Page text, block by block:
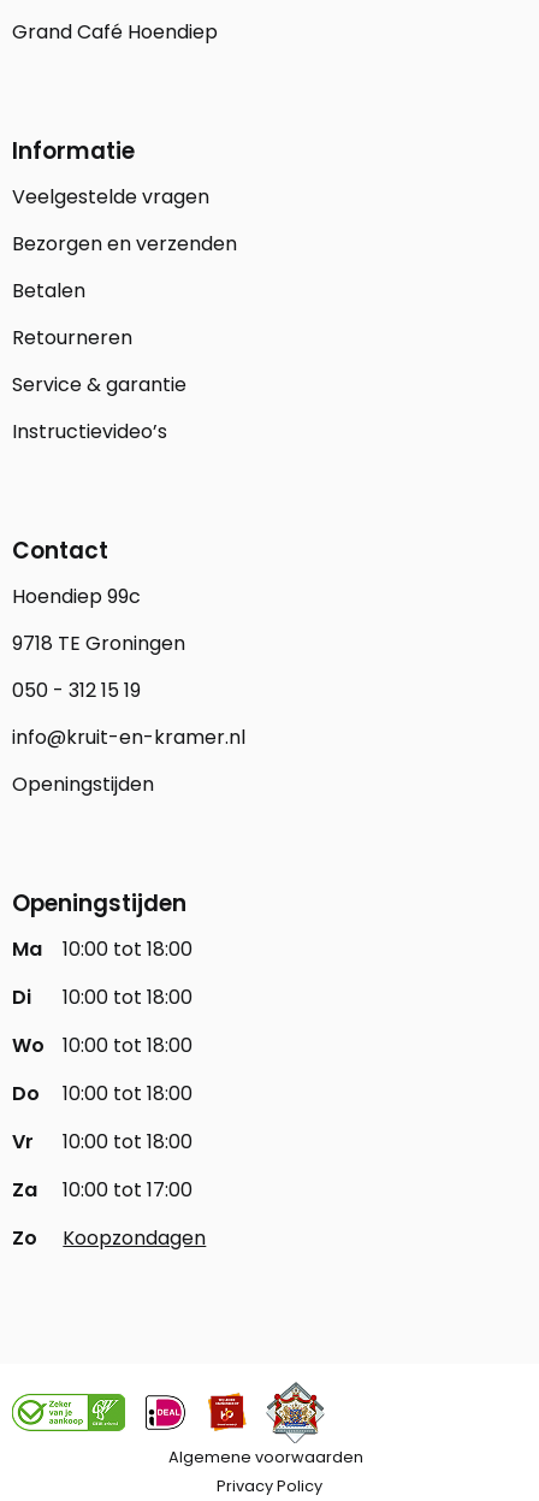
Grand Café Hoendiep
Informatie
Veelgestelde vragen
Bezorgen en verzenden
Betalen
Retourneren
Service & garantie
Instructievideo’s
Contact
Hoendiep 99c
9718 TE Groningen
050 - 312 15 19
info@kruit-en-kramer.nl
Openingstijden
Openingstijden
Ma
10:00 tot 18:00
Di
10:00 tot 18:00
Wo
10:00 tot 18:00
Do
10:00 tot 18:00
Vr
10:00 tot 18:00
Za
10:00 tot 17:00
Zo
Koopzondagen
Algemene voorwaarden
Privacy Policy